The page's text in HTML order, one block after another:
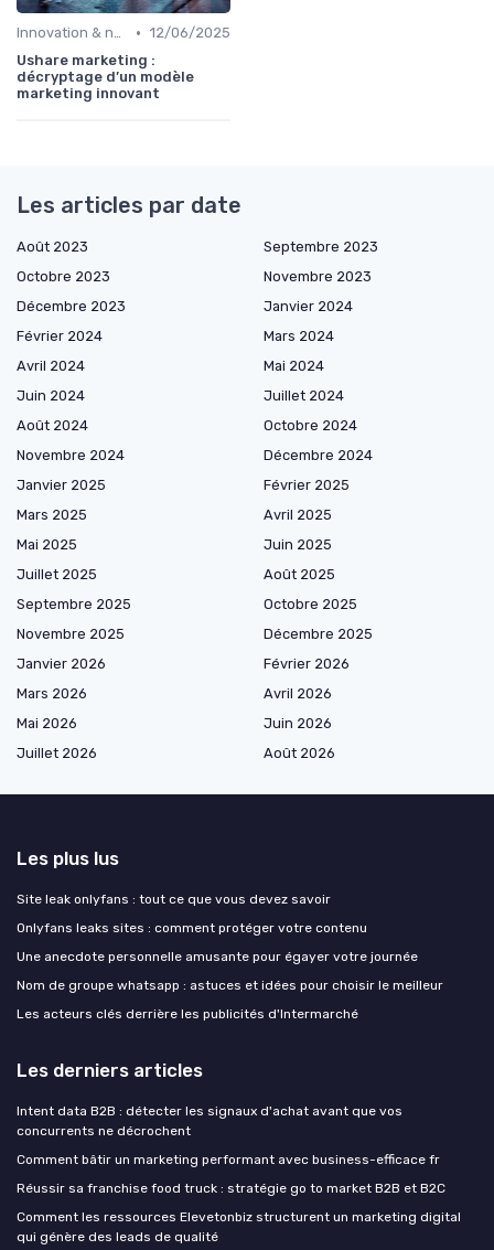
Innovation & nouveaux leviers marketing • 12/06/2025
Ushare marketing :
décryptage d’un modèle
marketing innovant
Les articles par date
Août 2023
Septembre 2023
Octobre 2023
Novembre 2023
Décembre 2023
Janvier 2024
Février 2024
Mars 2024
Avril 2024
Mai 2024
Juin 2024
Juillet 2024
Août 2024
Octobre 2024
Novembre 2024
Décembre 2024
Janvier 2025
Février 2025
Mars 2025
Avril 2025
Mai 2025
Juin 2025
Juillet 2025
Août 2025
Septembre 2025
Octobre 2025
Novembre 2025
Décembre 2025
Janvier 2026
Février 2026
Mars 2026
Avril 2026
Mai 2026
Juin 2026
Juillet 2026
Août 2026
Les plus lus
Site leak onlyfans : tout ce que vous devez savoir
Onlyfans leaks sites : comment protéger votre contenu
Une anecdote personnelle amusante pour égayer votre journée
Nom de groupe whatsapp : astuces et idées pour choisir le meilleur
Les acteurs clés derrière les publicités d'Intermarché
Les derniers articles
Intent data B2B : détecter les signaux d'achat avant que vos
concurrents ne décrochent
Comment bâtir un marketing performant avec business-efficace fr
Réussir sa franchise food truck : stratégie go to market B2B et B2C
Comment les ressources Elevetonbiz structurent un marketing digital
qui génère des leads de qualité